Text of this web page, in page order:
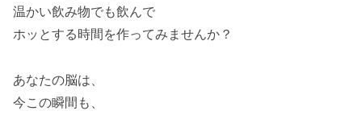
温かい飲み物でも飲んで
ホッとする時間を作ってみませんか？
あなたの脳は、
今この瞬間も、